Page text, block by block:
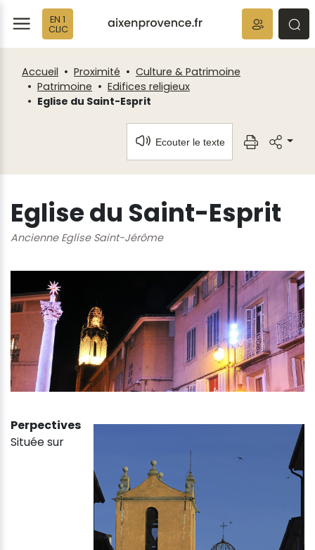
EN 1
CLIC
Accueil Proximité
Culture & Patrimoine
Patrimoine
Edifices religieux
Eglise du Saint-Esprit
Ecouter le texte
Eglise du Saint-Esprit
Ancienne Eglise Saint-Jérôme
Perpectives
Située sur
Fenêtre
de
chat
Panneau de gestion des cookies